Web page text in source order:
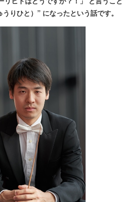
りひと）” になったという話です。